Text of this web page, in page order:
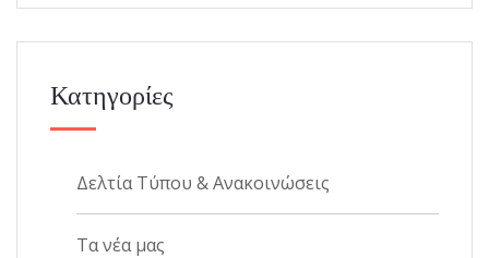
Κατηγορίες
Δελτία Τύπου & Ανακοινώσεις
Τα νέα μας